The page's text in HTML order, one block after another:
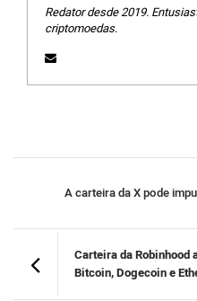
Redator desde 2019.
criptomoedas.
A carteira da X pode
Carteira da Robinhood
Bitcoin, Dogecoin e